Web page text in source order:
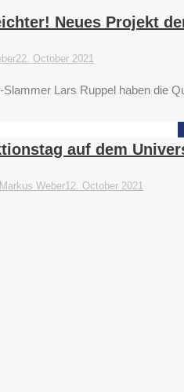
Neues Projekt
22. October 2021
Lars Ruppel haben die
auf dem
Markus Weber12. October 2021